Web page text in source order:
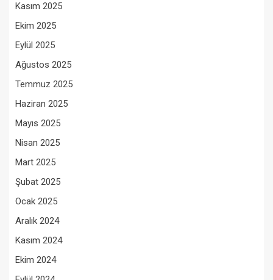
Kasım 2025
Ekim 2025
Eylül 2025
Ağustos 2025
Temmuz 2025
Haziran 2025
Mayıs 2025
Nisan 2025
Mart 2025
Şubat 2025
Ocak 2025
Aralık 2024
Kasım 2024
Ekim 2024